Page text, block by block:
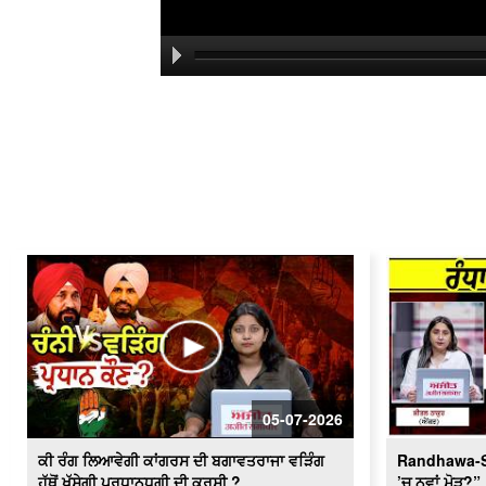
05-07-2026
ਕੀ ਰੰਗ ਲਿਆਵੇਗੀ ਕਾਂਗਰਸ ਦੀ ਬਗਾਵਤਰਾਜਾ ਵੜਿੰਗ
Randhawa-